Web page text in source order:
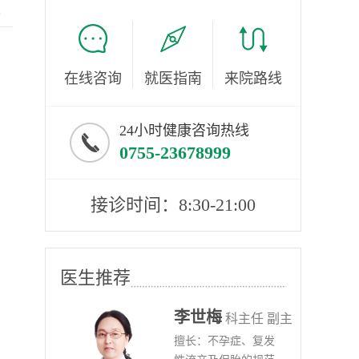
在线咨询 就医指南 来院路线
24小时健康咨询热线
0755-23678999
接诊时间：8:30-21:00
医生推荐
李世梅 科主任 副主
任医师
擅长：不孕症、复发